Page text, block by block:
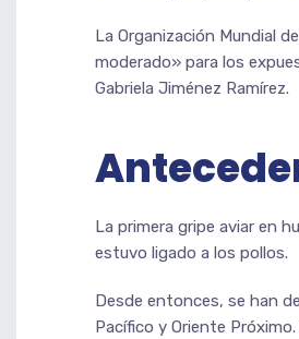
La Organización Mundial
moderado» para los
Gabriela Jiménez Ramírez.
La primera gripe aviar en
estuvo ligado a los pollos.
Desde entonces, se han
Pacífico y Oriente